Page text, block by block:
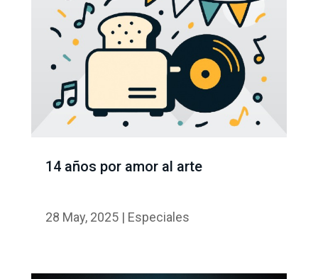
14 años por amor al arte
28 May, 2025| Especiales